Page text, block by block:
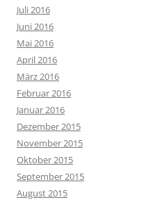
Juli 2016
Juni 2016
Mai 2016
April 2016
März 2016
Februar 2016
Januar 2016
Dezember 2015
November 2015
Oktober 2015
September 2015
August 2015